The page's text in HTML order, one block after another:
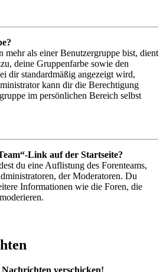
mehr als einer Benutzergruppe bist, dient
deine Gruppenfarbe sowie den
dir standardmäßig angezeigt wird,
kann dir die Berechtigung
im persönlichen Bereich selbst
Link auf der Startseite?
du eine Auflistung des Forenteams,
der Moderatoren. Du
Informationen wie die Foren, die